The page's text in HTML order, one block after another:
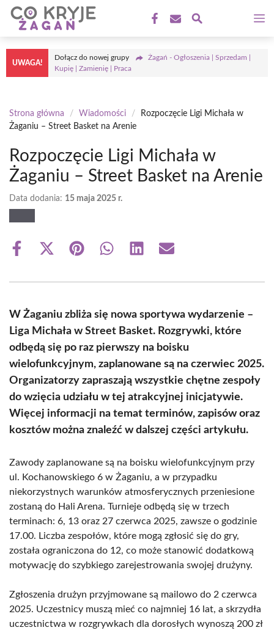
Przejdź
treści
UWAGA!
Dołącz do nowej grupy
Żagań - Ogłoszenia | Sprzedam |
Kupię | Zamienię | Praca
Strona główna / Wiadomości /
Rozpoczęcie Ligi Michała w
Żaganiu – Street Basket na Arenie
Rozpoczęcie Ligi Michała w
Żaganiu – Street Basket na Arenie
Data dodania: 15 maja 2025 r.
Share
Share
(Twitter)
Share Share Share Share
W Żaganiu zbliża się nowa sportywa wydarzenie –
Liga Michała w Street Basket. Rozgrywki, które
odbędą się po raz pierwszy na boisku
wielofunkcyjnym, zaplanowane są na czerwiec 2025.
Organizatorzy zapraszają wszystkie chętne zespoły
do wzięcia udziału w tej atrakcyjnej inicjatywie.
Więcej informacji na temat terminów, zapisów oraz
kosztów można znaleźć w dalszej części artykułu.
Zawody zaplanowane są na boisku wielofunkcyjnym przy
ul. Kochanowskiego 6 w Żaganiu, a w przypadku
niekorzystnych warunków atmosferycznych przeniesione
zostaną do Hali Arena. Turnieje odbędą się w trzech
terminach: 6, 13 oraz 27 czerwca 2025, zawsze o godzinie
17.00. Liczba zespołów, które mogą zgłosić się do gry,
została ograniczona do 12, co może stanowić dodatkową
motywację do szybkiego zarejestrowania swojej drużyny.
Zgłoszenia drużyn przyjmowane są mailowo do 2 czerwca
2025. Uczestnicy muszą mieć co najmniej 16 lat, a skrzydła
uczestnictwa w rozgrywkach dla dorosłych wynoszą 200 zł